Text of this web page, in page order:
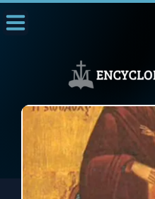
1000 Raisons de Croire
L'actualité de la semaine